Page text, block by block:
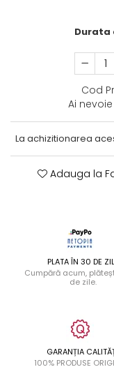
Durata
Cod
Ai
La achizitionarea
Adauga la
PLATA ÎN 30 DE
Cumpără acum,
de zile.
GARANȚIA
100% PRODUSE